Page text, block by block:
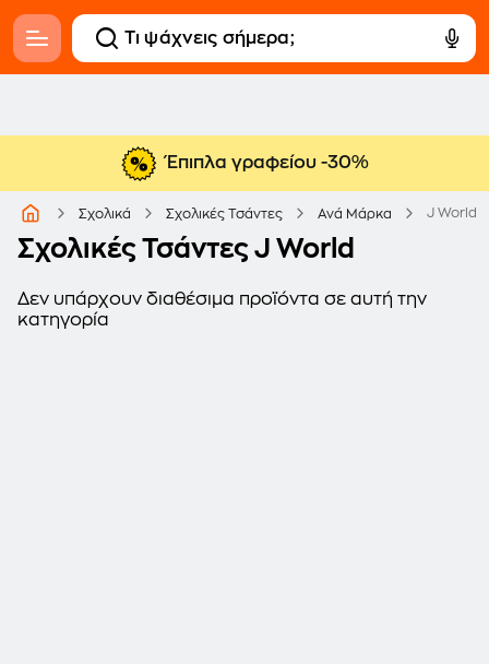
Έπιπλα γραφείου -30%
Σχολικά Σχολικές Τσάντες Ανά Μάρκα J World
Σχολικές Τσάντες J World
Δεν υπάρχουν διαθέσιμα προϊόντα σε αυτή την
κατηγορία